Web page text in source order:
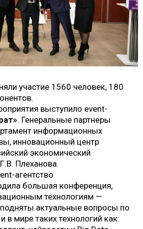
участие 1560 человек, 180
выступило event-
. Генеральные партнеры
информационных
инновационный центр
экономический
Плеханова.
агентство
большая конференция,
технологиям —
актуальные вопросы по
в мире таких технологий как: